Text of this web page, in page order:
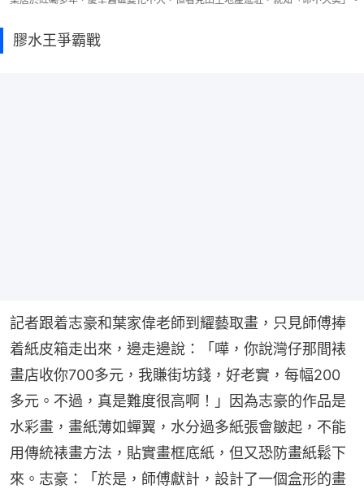
膠水王爭霸戰
記者跟着志豪和葉家偉老師到耀藝取畫，只見師傅捧
着紙皮箱走出來，邊走邊說：「嘩，你說灣仔那間裱
畫店收你700多元，我賺街坊錢，好老實，每幅200
多元。不過，真是難度很高啊！」因為志豪的作品是
水彩畫，畫紙薄如蟬翼，水分過多紙張會皺起，不能
用傳統裱畫方法，貼實畫框底紙，但又恐防畫紙鬆下
來。志豪：「於是，師傅獻計，設計了一個盒形的畫